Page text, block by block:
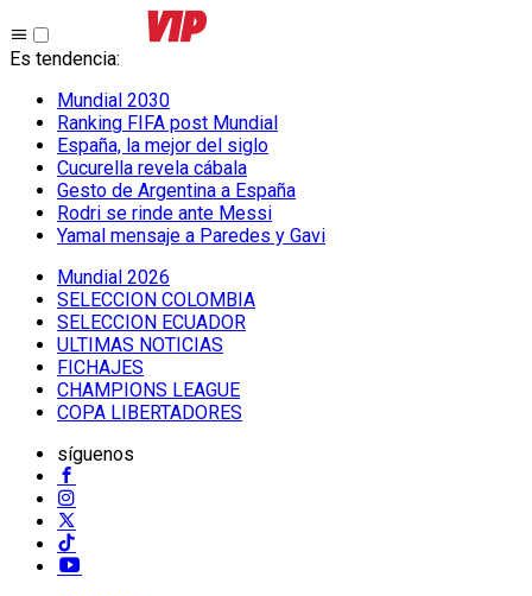
Es tendencia:
Mundial 2030
Ranking FIFA post Mundial
España, la mejor del siglo
Cucurella revela cábala
Gesto de Argentina a España
Rodri se rinde ante Messi
Yamal mensaje a Paredes y Gavi
Mundial 2026
SELECCION COLOMBIA
SELECCION ECUADOR
ULTIMAS NOTICIAS
FICHAJES
CHAMPIONS LEAGUE
COPA LIBERTADORES
síguenos